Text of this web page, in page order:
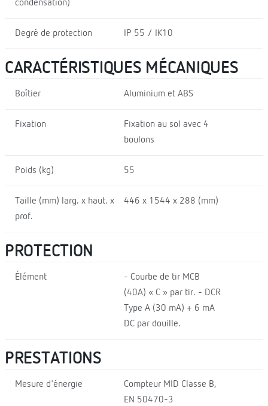
condensation)
Degré de protection IP 55 / IK10
CARACTÉRISTIQUES MÉCANIQUES
Boîtier Aluminium et ABS
Fixation
Fixation au sol avec 4
boulons
Poids (kg) 55
Taille (mm) larg. x haut. x
prof.
446 x 1544 x 288 (mm)
PROTECTION
Élément
- Courbe de tir MCB
(40A) « C » par tir. - DCR
Type A (30 mA) + 6 mA
DC par douille.
PRESTATIONS
Mesure d'énergie
Compteur MID Classe B,
EN 50470-3